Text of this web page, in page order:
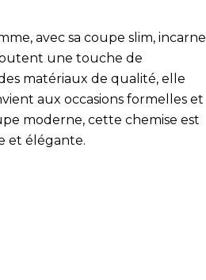
avec sa coupe slim, incarne
une touche de
matériaux de qualité, elle
aux occasions formelles et
moderne, cette chemise est
et élégante.